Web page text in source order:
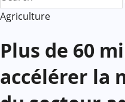
Agriculture
Plus de 60
accélérer la